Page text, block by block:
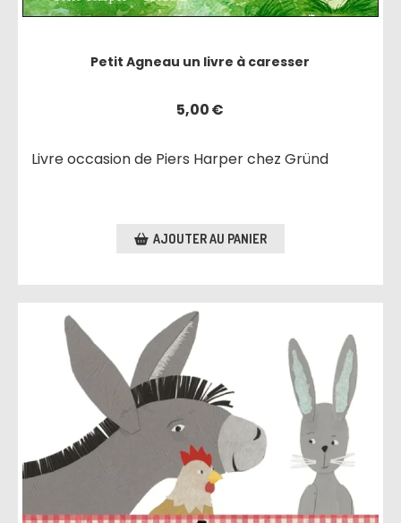
Petit Agneau un livre à caresser
5,00€
Livre occasion de Piers Harper chez Gründ
AJOUTER AU PANIER